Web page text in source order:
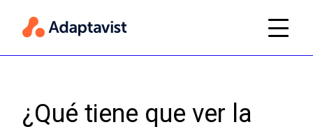
¿Qué tiene que ver la